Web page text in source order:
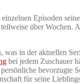
Episoden
über Wochen.
in der aktuellen
bei jedem Zuschauer
bevorzugte
für seine